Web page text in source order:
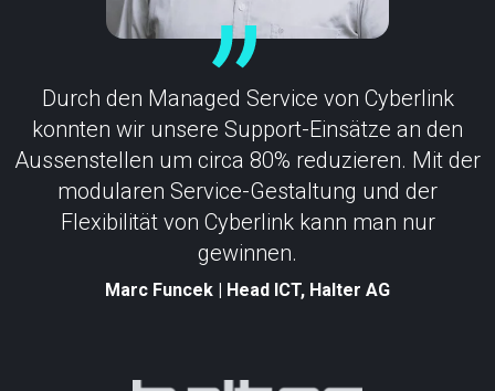
Durch den Managed Service von Cyberlink
konnten wir unsere Support-Einsätze an den
Aussenstellen um circa 80% reduzieren. Mit der
modularen Service-Gestaltung und der
Flexibilität von Cyberlink kann man nur
gewinnen.
Marc Funcek | Head ICT, Halter AG